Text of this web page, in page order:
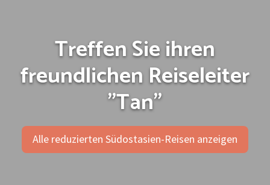
Treffen Sie ihren
freundlichen Reiseleiter
"Tan"
Alle reduzierten Südostasien-Reisen anzeigen